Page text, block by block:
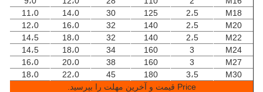
M18
2،5 125
30 14،0
11،0
M20
2،5 140
32 16،0
12،0
M22
2،5 140
32 18،0
14،5
M24
160
34 18،0
14،5
M27
160
38 20،0
16،0
M30
3،5 180
45 22،0
18،0
Price قیمت و آخرین مهلت را بپرسید.